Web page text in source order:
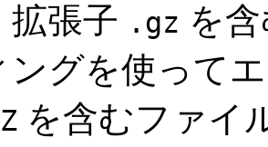
拡張子 .gz を
ングを使って
を含むファイ